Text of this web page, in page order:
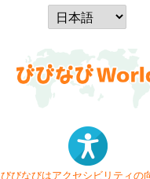
びびなびはアクセシビリティの